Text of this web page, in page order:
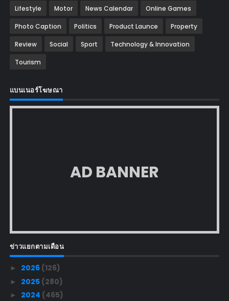
Lifestyle Motor News Calendar Online Games
Photo Caption Politics Product Launce Property
Review Social Sport Technology & Innovation
Tourism
แบนเนอร์โฆษณา
AD BANNER
ข่าวแยกตามเดือน
► 2026 (126)
► 2025 (280)
► 2024 (465)